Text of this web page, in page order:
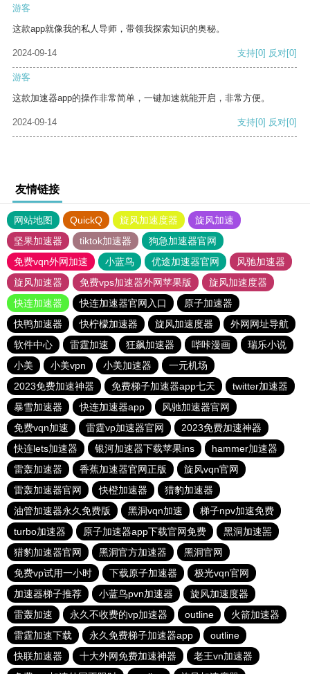
游客
这款app就像我的私人导师，带领我探索知识的奥秘。
2024-09-14 支持[0] 反对[0]
游客
这款加速器app的操作非常简单，一键加速就能开启，非常方便。
2024-09-14 支持[0] 反对[0]
友情链接
网站地图 QuickQ 旋风加速度器
旋风加速
坚果加速器
tiktok加速器
狗急加速器官网
免费vqn外网加速
小蓝鸟 优途加速器官网
风驰加速器
旋风加速器
免费vps加速器外网苹果版
旋风加速度器
快连加速器
快连加速器官网入口
原子加速器
快鸭加速器
快柠檬加速器 旋风加速度器
外网网址导航
软件中心
雷霆加速 狂飙加速器 哔咔漫画
瑞乐小说
小美
小美vpn 小美加速器
一元机场
2023免费加速神器
免费梯子加速器app七天
twitter加速器
暴雪加速器
快连加速器app
风驰加速器官网
免费vqn加速
雷霆vp加速器官网
2023免费加速神器
快连lets加速器
银河加速器下载苹果ins
hammer加速器
雷轰加速器
香蕉加速器官网正版
旋风vqn官网
雷轰加速器官网
快橙加速器
猎豹加速器
油管加速器永久免费版
黑洞vqn加速
梯子npv加速免费
turbo加速器
原子加速器app下载官网免费
黑洞加速噐
猎豹加速器官网
黑洞官方加速器
黑洞官网
免费vp试用一小时
下载原子加速器
极光vqn官网
加速器梯子推荐
小蓝鸟pvn加速器
旋风加速度器
雷轰加速
永久不收费的vp加速器 outline
火箭加速器
雷霆加速下载
永久免费梯子加速器app
outline
快联加速器
十大外网免费加速神器
老王vn加速器